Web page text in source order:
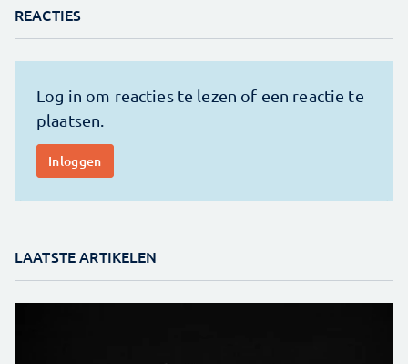
REACTIES
LAATSTE ARTIKELEN